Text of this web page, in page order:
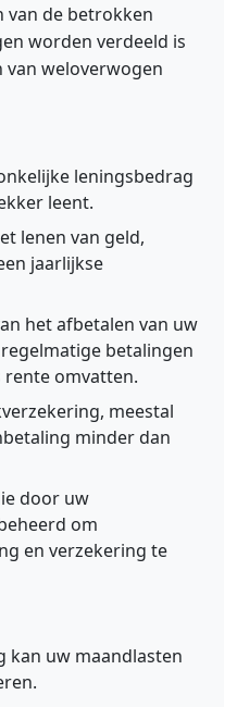
van de betrokken
worden verdeeld is
van weloverwogen
leningsbedrag
leent.
lenen van geld,
jaarlijkse
het afbetalen van uw
betalingen
omvatten.
meestal
minder dan
door uw
om
en verzekering te
kan uw maandlasten